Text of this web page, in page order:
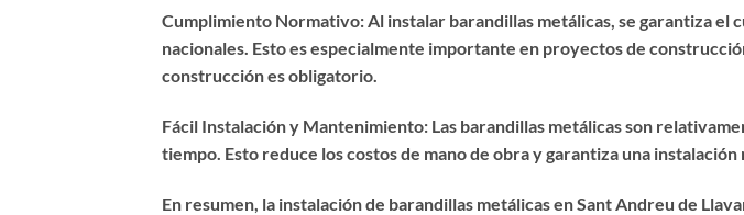
Cumplimiento Normativo: Al instalar barandillas metálicas, se garantiza el
nacionales. Esto es especialmente importante en proyectos de
construcción es obligatorio.
Fácil Instalación y Mantenimiento: Las barandillas metálicas son
tiempo. Esto reduce los costos de mano de obra y garantiza una
En resumen, la instalación de barandillas metálicas en Sant Andreu de